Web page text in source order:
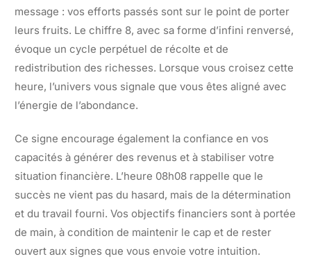
message : vos efforts passés sont sur le point de porter
leurs fruits. Le chiffre 8, avec sa forme d’infini renversé,
évoque un cycle perpétuel de récolte et de
redistribution des richesses. Lorsque vous croisez cette
heure, l’univers vous signale que vous êtes aligné avec
l’énergie de l’abondance.
Ce signe encourage également la confiance en vos
capacités à générer des revenus et à stabiliser votre
situation financière. L’heure 08h08 rappelle que le
succès ne vient pas du hasard, mais de la détermination
et du travail fourni. Vos objectifs financiers sont à portée
de main, à condition de maintenir le cap et de rester
ouvert aux signes que vous envoie votre intuition.